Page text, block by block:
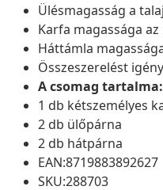
Ülésmagasság a
Karfa magassága
Háttámla
Összeszerelést
A csomag tartalma:
1 db kétszemélyes
2 db ülőpárna
2 db hátpárna
EAN:8719883892627
SKU:288703